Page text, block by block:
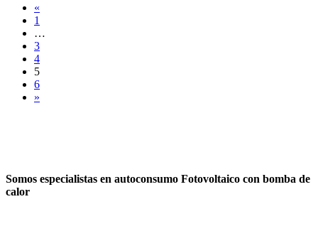
Posts
navigation
«
1
…
3
4
5
6
»
Somos especialistas en autoconsumo Fotovoltaico con bomba de
calor